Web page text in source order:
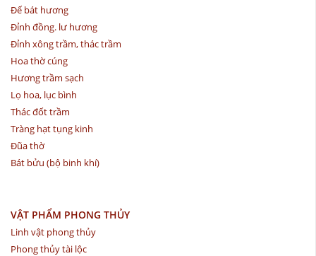
Đế bát hương
Đỉnh đồng. lư hương
Đỉnh xông trầm, thác trầm
Hoa thờ cúng
Hương trầm sạch
Lọ hoa, lục bình
Thác đốt trầm
Tràng hạt tụng kinh
Đũa thờ
Bát bửu (bộ binh khí)
VẬT PHẨM PHONG THỦY
Linh vật phong thủy
Phong thủy tài lộc